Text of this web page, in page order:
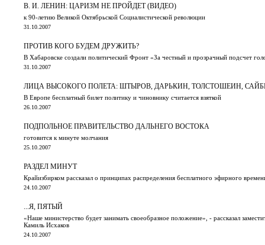
В. И. ЛЕНИН: ЦАРИЗМ НЕ ПРОЙДЕТ (ВИДЕО)
к 90-летию Великой Октябрьской Социалистической революции
31.10.2007
ПРОТИВ КОГО БУДЕМ ДРУЖИТЬ?
В Хабаровске создали политический Фронт «За честный и прозрачный подсчет
31.10.2007
ЛИЦА ВЫСОКОГО ПОЛЕТА: ШТЫРОВ, ДАРЬКИН, ТОЛСТОШЕИН,
В Европе бесплатный билет политику и чиновнику считается взяткой
26.10.2007
ПОДПОЛЬНОЕ ПРАВИТЕЛЬСТВО ДАЛЬНЕГО ВОСТОКА
готовится к минуте молчания
25.10.2007
РАЗДЕЛ МИНУТ
Крайизбирком рассказал о принципах распределения бесплатного эфирного
24.10.2007
...Я, ПЯТЫЙ
«Наше министерство будет занимать своеобразное положение», - рассказал
Камиль Исхаков
24.10.2007